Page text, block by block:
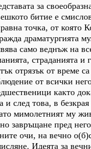
за
битие e
точка, от която
драматургията
само веднъж на
страданията и
отрязък от време
от всички
както
и след това, в
мимолетният му
завръщане пред
очи, на вечно
Идеята за